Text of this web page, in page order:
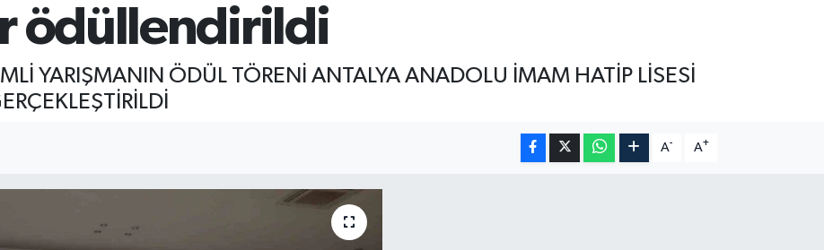
ödüllendirildi
YARIŞMANIN ÖDÜL TÖRENİ ANTALYA ANADOLU İMAM HATİP LİSESİ
A- A+